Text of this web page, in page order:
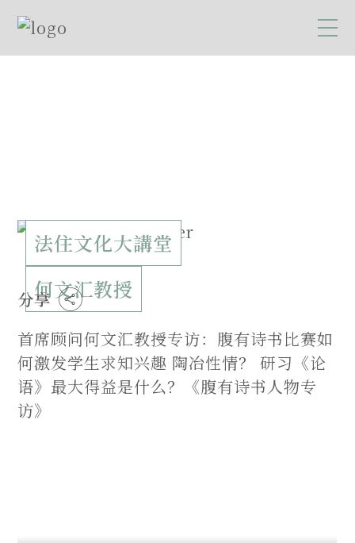
法住文化大講堂
何文汇教授
分享
首席顾问何文汇教授专访：腹有诗书比赛如
何激发学生求知兴趣 陶冶性情？ 研习《论
语》最大得益是什么？《腹有诗书人物专
访》